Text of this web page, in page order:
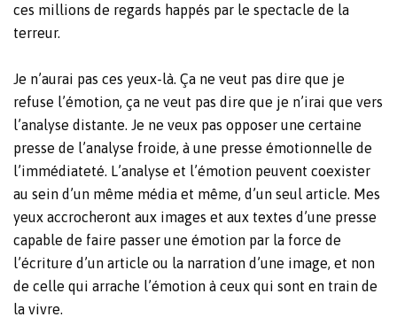
ces millions de regards happés par le spectacle de la
terreur.
Je n’aurai pas ces yeux-là. Ça ne veut pas dire que je
refuse l’émotion, ça ne veut pas dire que je n’irai que vers
l’analyse distante. Je ne veux pas opposer une certaine
presse de l’analyse froide, à une presse émotionnelle de
l’immédiateté. L’analyse et l’émotion peuvent coexister
au sein d’un même média et même, d’un seul article. Mes
yeux accrocheront aux images et aux textes d’une presse
capable de faire passer une émotion par la force de
l’écriture d’un article ou la narration d’une image, et non
de celle qui arrache l’émotion à ceux qui sont en train de
la vivre.